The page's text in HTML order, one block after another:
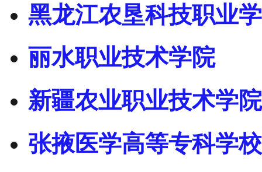
黑龙江农垦科技职业
丽水职业技术学院
新疆农业职业技术学院
张掖医学高等专科学校